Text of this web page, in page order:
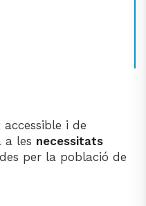
i de
a les necessitats
per la població de